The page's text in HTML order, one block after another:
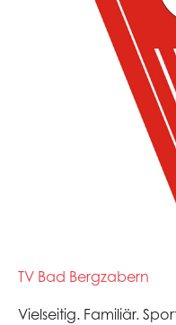
TV Bad Bergzabern
Vielseitig. Familiär.